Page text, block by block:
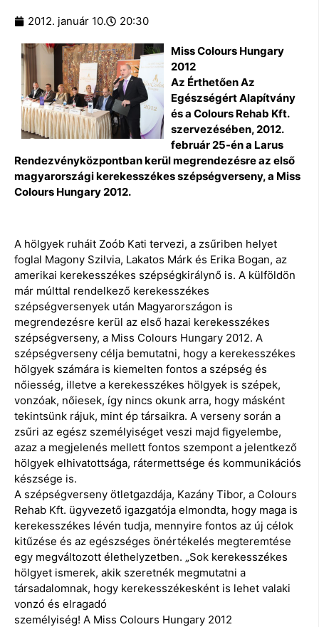
2012. január 10. 20:30
Miss Colours Hungary
2012
Az Érthetően Az
Egészségért Alapítvány
és a Colours Rehab Kft.
szervezésében, 2012.
február 25-én a Larus
Rendezvényközpontban kerül megrendezésre az első
magyarországi kerekesszékes szépségverseny, a Miss
Colours Hungary 2012.
A hölgyek ruháit Zoób Kati tervezi, a zsűriben helyet
foglal Magony Szilvia, Lakatos Márk és Erika Bogan, az
amerikai kerekesszékes szépségkirálynő is. A külföldön
már múlttal rendelkező kerekesszékes
szépségversenyek után Magyarországon is
megrendezésre kerül az első hazai kerekesszékes
szépségverseny, a Miss Colours Hungary 2012. A
szépségverseny célja bemutatni, hogy a kerekesszékes
hölgyek számára is kiemelten fontos a szépség és
nőiesség, illetve a kerekesszékes hölgyek is szépek,
vonzóak, nőiesek, így nincs okunk arra, hogy másként
tekintsünk rájuk, mint ép társaikra. A verseny során a
zsűri az egész személyiséget veszi majd figyelembe,
azaz a megjelenés mellett fontos szempont a jelentkező
hölgyek elhivatottsága, rátermettsége és kommunikációs
készsége is.
A szépségverseny ötletgazdája, Kazány Tibor, a Colours
Rehab Kft. ügyvezető igazgatója elmondta, hogy maga is
kerekesszékes lévén tudja, mennyire fontos az új célok
kitűzése és az egészséges önértékelés megteremtése
egy megváltozott élethelyzetben. „Sok kerekesszékes
hölgyet ismerek, akik szeretnék megmutatni a
társadalomnak, hogy kerekesszékesként is lehet valaki
vonzó és elragadó
személyiség! A Miss Colours Hungary 2012